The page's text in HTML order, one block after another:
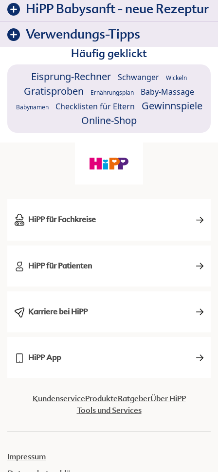
HiPP Babysanft - neue Rezeptur
Verwendungs-Tipps
Häufig geklickt
Eisprung-Rechner Schwanger Wickeln
Gratisproben Ernährungsplan Baby-Massage
Babynamen Checklisten für Eltern
Gewinnspiele
Online-Shop
HiPP für Fachkreise
HiPP für Patienten
Karriere bei HiPP
HiPP App
KundenserviceProdukteRatgeberÜber HiPP
Tools und Services
Impressum